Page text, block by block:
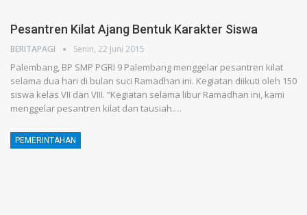
Pesantren Kilat Ajang Bentuk Karakter Siswa
BERITAPAGI Senin, 22 Juni 2015
Palembang, BP SMP PGRI 9 Palembang menggelar pesantren kilat
selama dua hari di bulan suci Ramadhan ini. Kegiatan diikuti oleh 150
siswa kelas VII dan VIII. “Kegiatan selama libur Ramadhan ini, kami
menggelar pesantren kilat dan tausiah.…
PEMERINTAHAN